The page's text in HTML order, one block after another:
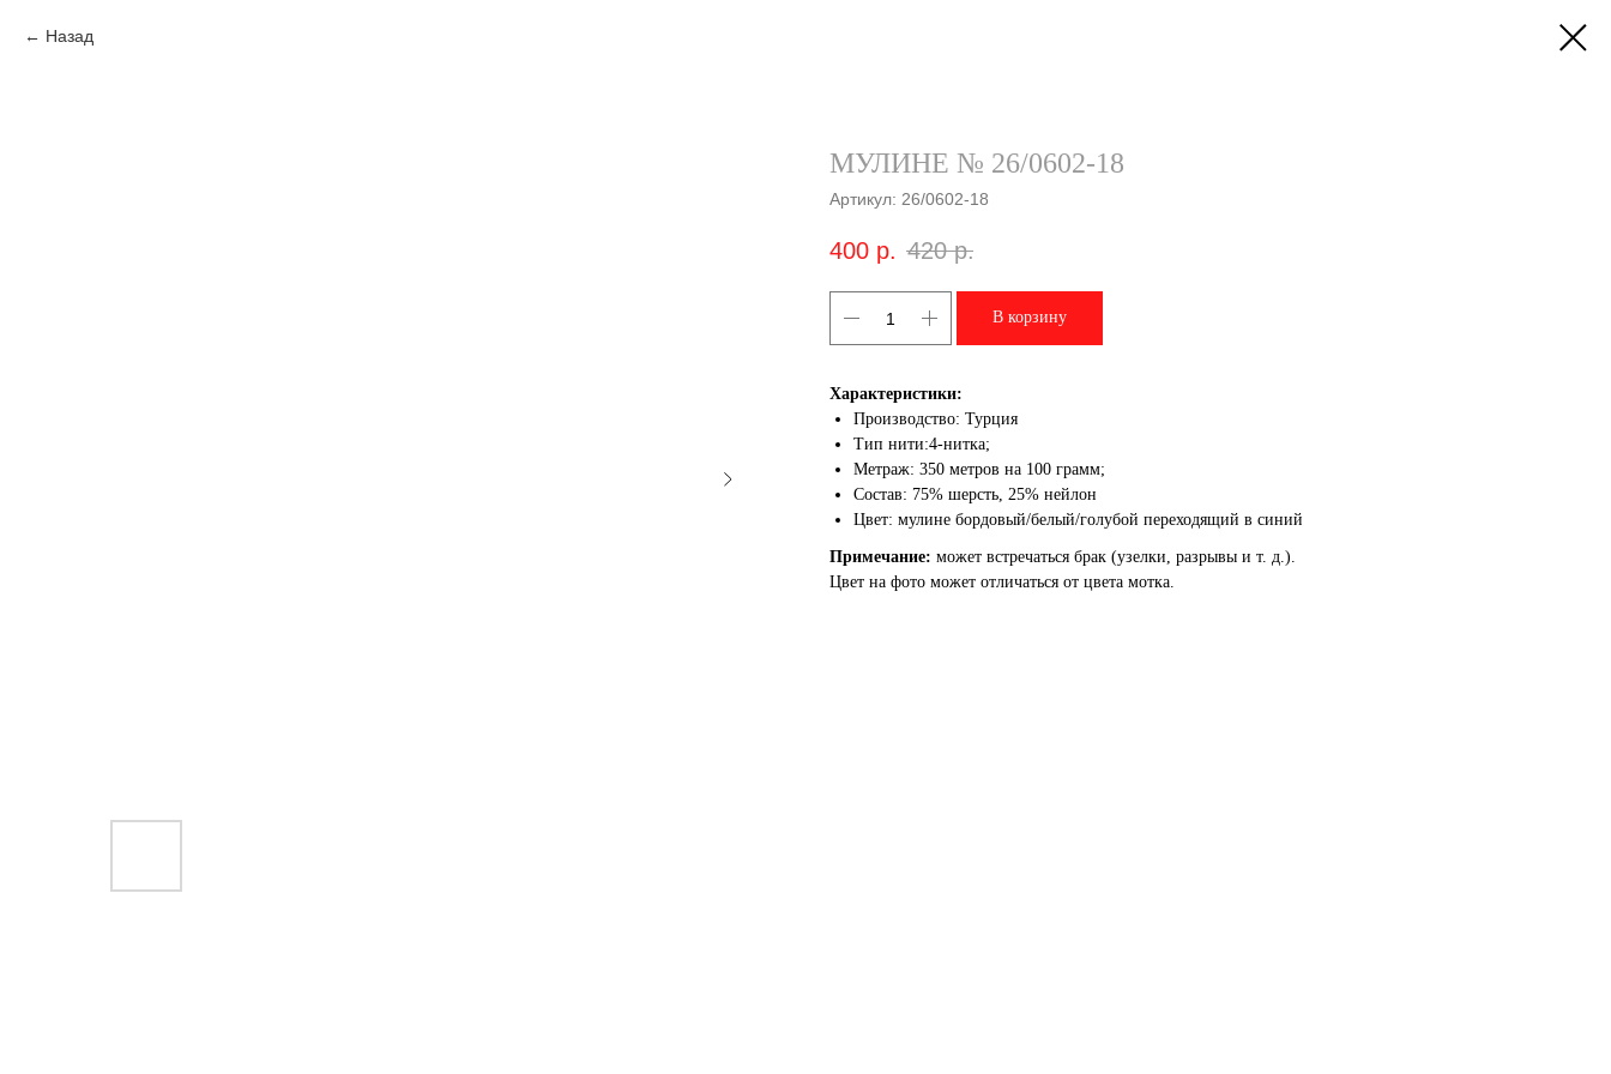
Назад
МУЛИНЕ № 26/0602-18
Артикул: 26/0602-18
400 р. 420 р.
В корзину
Характеристики:
Производство: Турция
Тип нити:4-нитка;
Метраж: 350 метров на 100 грамм;
Состав: 75% шерсть, 25% нейлон
Цвет: мулине бордовый/белый/голубой переходящий в синий
Примечание: может встречаться брак (узелки, разрывы и т. д.).
Цвет на фото может отличаться от цвета мотка.